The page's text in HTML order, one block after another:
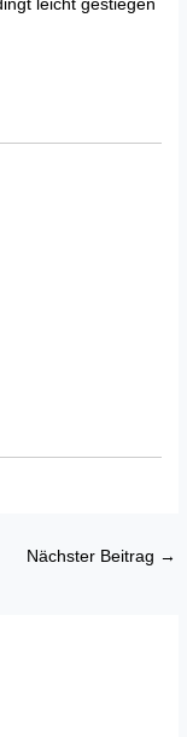
leicht gestiegen
Nächster Beitrag →